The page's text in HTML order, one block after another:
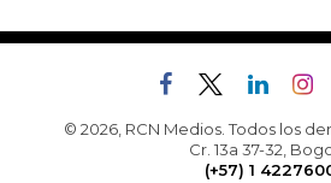
© 2026, RCN Medios. Todos los
Cr. 13a 37-32,
(+57) 1